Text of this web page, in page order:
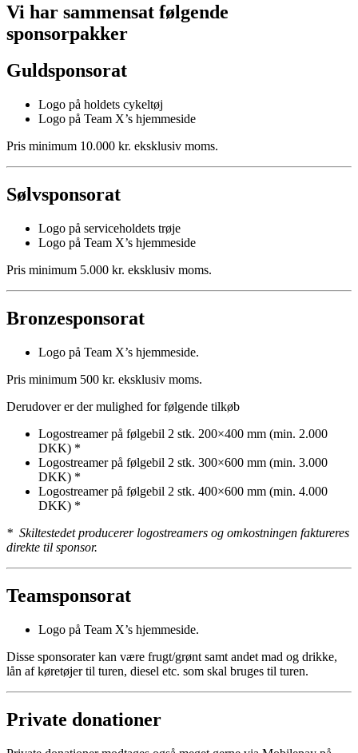
Vi har sammensat følgende
sponsorpakker
Guldsponsorat
Logo på holdets cykeltøj
Logo på Team X’s hjemmeside
Pris minimum 10.000 kr. eksklusiv moms.
Sølvsponsorat
Logo på serviceholdets trøje
Logo på Team X’s hjemmeside
Pris minimum 5.000 kr. eksklusiv moms.
Bronzesponsorat
Logo på Team X’s hjemmeside.
Pris minimum 500 kr. eksklusiv moms.
Derudover er der mulighed for følgende tilkøb
Logostreamer på følgebil 2 stk. 200×400 mm (min. 2.000
DKK) *
Logostreamer på følgebil 2 stk. 300×600 mm (min. 3.000
DKK) *
Logostreamer på følgebil 2 stk. 400×600 mm (min. 4.000
DKK) *
* Skiltestedet producerer logostreamers og omkostningen faktureres
direkte til sponsor.
Teamsponsorat
Logo på Team X’s hjemmeside.
Disse sponsorater kan være frugt/grønt samt andet mad og drikke,
lån af køretøjer til turen, diesel etc. som skal bruges til turen.
Private donationer